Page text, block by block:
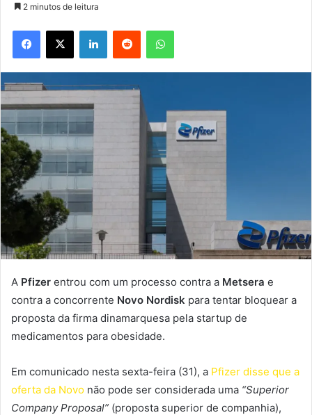
2 minutos de leitura
Facebook
X LinkedinReddit WhatsApp
A Pfizer entrou com um processo contra a Metsera e
contra a concorrente Novo Nordisk para tentar bloquear a
proposta da firma dinamarquesa pela startup de
medicamentos para obesidade.
Em comunicado nesta sexta-feira (31), a Pfizer disse que a
oferta da Novo não pode ser considerada uma “Superior
Company Proposal” (proposta superior de companhia),